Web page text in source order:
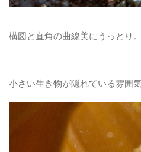
構図と直角の曲線美にうっとり。
小さい生き物が隠れている雰囲